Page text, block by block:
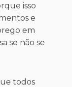
isso
e
em
se não se
todos